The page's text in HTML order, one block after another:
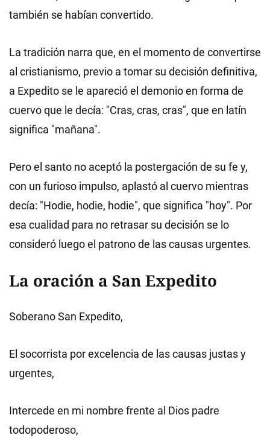
también se habían convertido.
La tradición narra que, en el momento de convertirse
al cristianismo, previo a tomar su decisión definitiva,
a Expedito se le apareció el demonio en forma de
cuervo que le decía: "Cras, cras, cras", que en latín
significa "mañana".
Pero el santo no aceptó la postergación de su fe y,
con un furioso impulso, aplastó al cuervo mientras
decía: "Hodie, hodie, hodie", que significa "hoy". Por
esa cualidad para no retrasar su decisión se lo
consideró luego el patrono de las causas urgentes.
La oración a San Expedito
Soberano San Expedito,
El socorrista por excelencia de las causas justas y
urgentes,
Intercede en mi nombre frente al Dios padre
todopoderoso,